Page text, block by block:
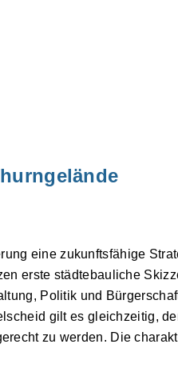
eine zukunftsfähige
erste städtebauliche
Politik und
gilt es gleichzeitig,
zu werden. Die